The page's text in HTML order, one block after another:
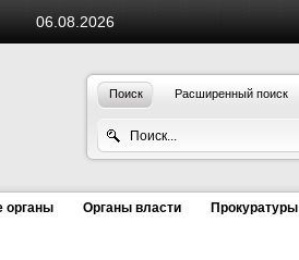
06.08.2026
Поиск Расширенный поиск
органы Органы власти Прокуратуры